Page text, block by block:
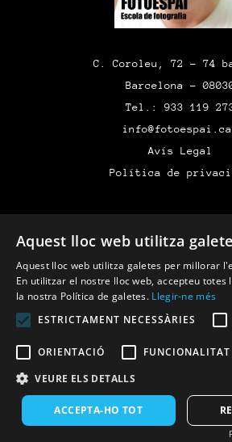
C. Coroleu, 72 – 74
Barcelona –
Tel.: 933 119
Avís Legal
Política de
Tallers
Intensiu
Exposicions
Activitats
Aquest lloc web utilitza
Aquest lloc web utilitza galetes per millorar
En utilitzar el nostre lloc web, accepteu totes
la nostra Política de galetes. Llegir-ne més
ESTRICTAMENT NECESSÀRIES
ORIENTACIÓ
FUNCIONALITAT
VEURE ELS DETALLS
ACCEPTA-HO TOT